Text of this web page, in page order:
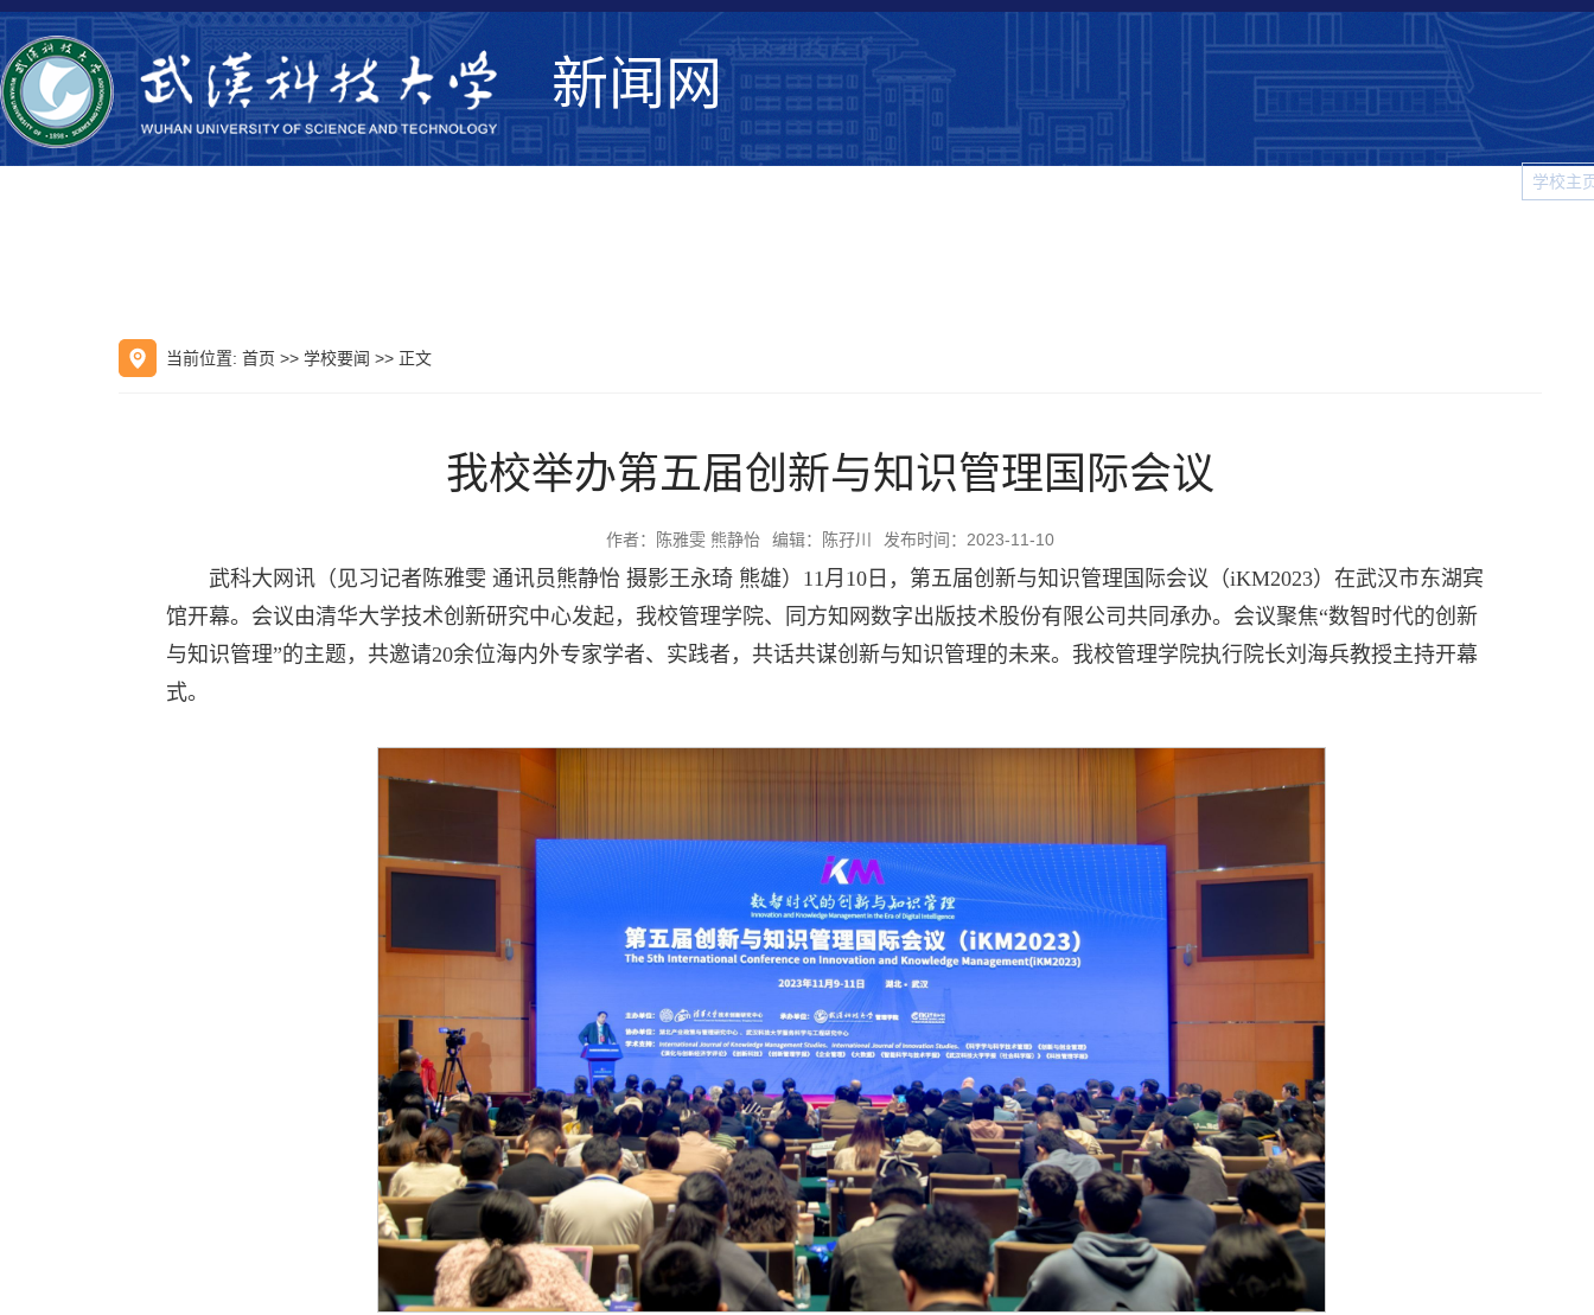
新闻网
学校主
当前位置: 首页 >> 学校要闻 >> 正文
我校举办第五届创新与知识管理国际会议
作者：陈雅雯 熊静怡 编辑：陈孖川 发布时间：2023-11-10
武科大网讯（见习记者陈雅雯 通讯员熊静怡 摄影王永琦 熊雄）11月10日，第五届创新与知识管理国际会议（iKM2023）在武汉市东湖宾
馆开幕。会议由清华大学技术创新研究中心发起，我校管理学院、同方知网数字出版技术股份有限公司共同承办。会议聚焦“数智时代的创新
与知识管理”的主题，共邀请20余位海内外专家学者、实践者，共话共谋创新与知识管理的未来。我校管理学院执行院长刘海兵教授主持开幕
式。